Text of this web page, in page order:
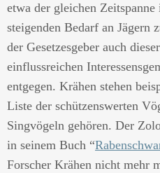
etwa der gleichen
steigenden Bedarf an
der Gesetzesgeber auch
einflussreichen
entgegen. Krähen stehen
Liste der schützenswerten
Singvögeln gehören. Der
in seinem Buch “
Forscher Krähen nicht mehr